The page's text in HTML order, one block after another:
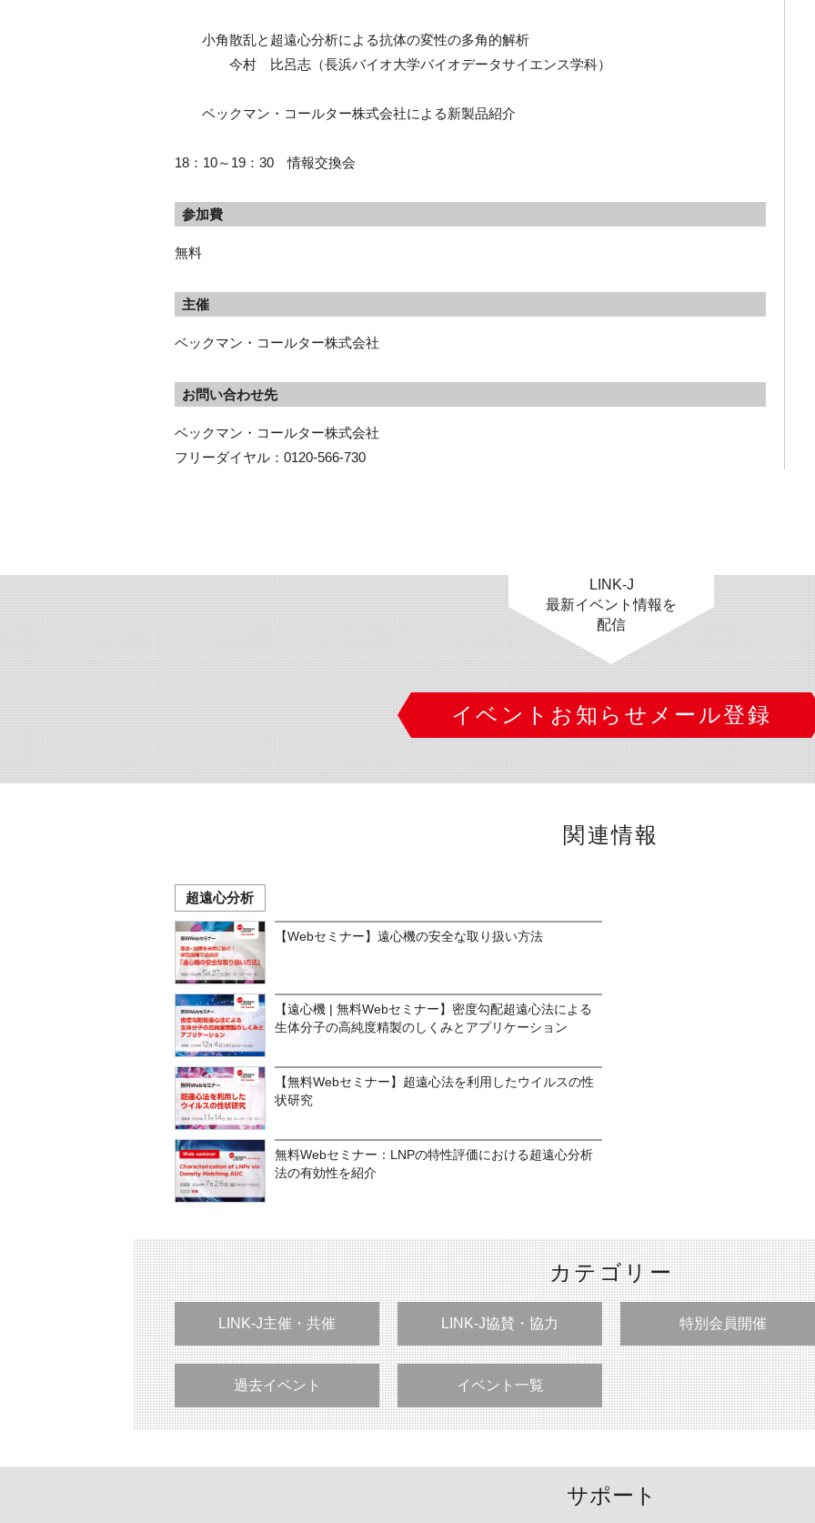
小角散乱と超遠心分析による抗体の変性の多角的解析
今村 比呂志（長浜バイオ大学バイオデータサイエンス学科）
ベックマン・コールター株式会社による新製品紹介
18：10～19：30 情報交換会
参加費
無料
主催
ベックマン・コールター株式会社
お問い合わせ先
ベックマン・コールター株式会社
フリーダイヤル：0120-566-730
LINK-J
最新イベント情報を
配信
イベントお知らせメール登録
関連情報
超遠心分析
【Webセミナー】遠心機の安全な取り扱い方法
【遠心機 | 無料Webセミナー】密度勾配超遠心法による
生体分子の高純度精製のしくみとアプリケーション
【無料Webセミナー】超遠心法を利用したウイルスの性
状研究
無料Webセミナー：LNPの特性評価における超遠心分析
法の有効性を紹介
カテゴリー
LINK-J主催・共催 LINK-J協賛・協力 特別会員開催
過去イベント イベント一覧
サポート